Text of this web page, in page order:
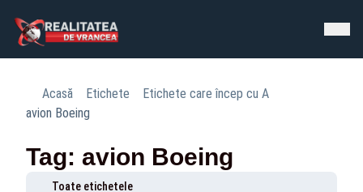
Acasă Etichete
Etichete care încep cu A
avion Boeing
Tag: avion Boeing
Toate etichetele